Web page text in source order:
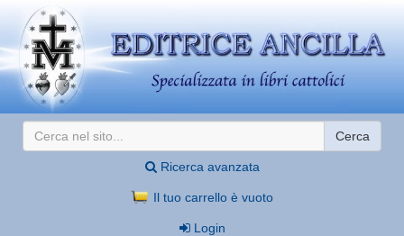
Cerca
Ricerca avanzata
Il tuo carrello è vuoto
Login